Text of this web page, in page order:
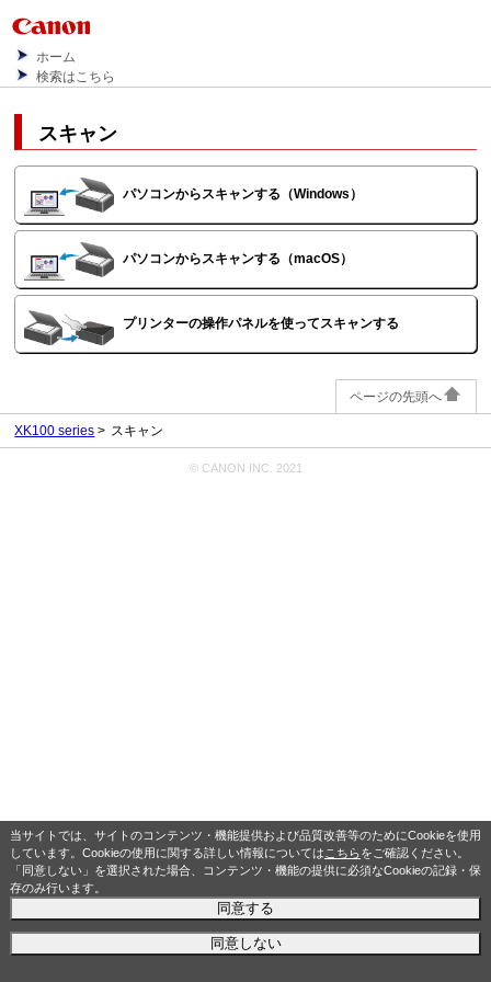
当サイトでは、サイトのコンテンツ・機能提供および品質改善等のためにCookieを使用
しています。Cookieの使用に関する詳しい情報については こちらをご確認ください。
「同意しない」を選択された場合、コンテンツ・機能の提供に必須なCookieの記録・保
存のみ行います。
同意する
同意しない
ホーム
検索はこちら
スキャン
パソコンからスキャンする （Windows）
パソコンからスキャンする （macOS）
プリンターの操作パネルを使ってスキャンする
ページの先頭へ
XK100 series スキャン
© CANON INC. 2021